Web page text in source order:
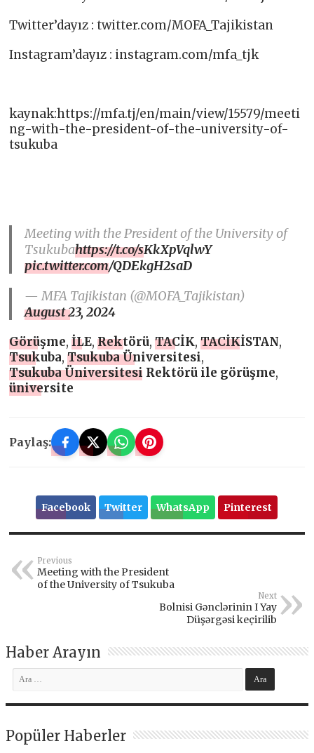
Twitter’dayız : twitter.com/MOFA_Tajikistan​
Instagram’dayız : instagram.com/mfa_tjk​
kaynak:https://mfa.tj/en/main/view/15579/meeti
ng-with-the-president-of-the-university-of-
tsukuba
Meeting with the President of the University of
Tsukubahttps://t.co/sKkXpVqlwY
pic.twitter.com/QDEkgH2saD
— MFA Tajikistan (@MOFA_Tajikistan)
August 23, 2024
Görüşme,İLE,Rektörü,TACİK,TACİKİSTAN,
Tsukuba,Tsukuba Üniversitesi,
Tsukuba Üniversitesi Rektörü ile görüşme,
üniversite
Paylaş:
Facebook Twitter WhatsApp Pinterest
Previous
Meeting with the President
of the University of Tsukuba
Next
Bolnisi Gənclərinin I Yay
Düşərgəsi keçirilib
Haber Arayın
Popüler Haberler